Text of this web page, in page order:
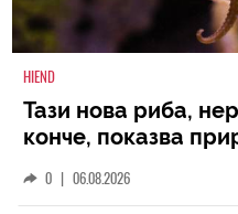
HIEND
Тази нова риба,
конче, показва
0 | 06.08.2026